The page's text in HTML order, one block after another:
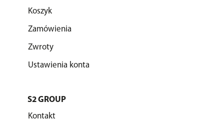
Koszyk
Zamówienia
Zwroty
Ustawienia konta
S2 GROUP
Kontakt